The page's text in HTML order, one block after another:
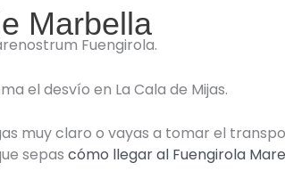
Marbella
Fuengirola.
el desvío en La Cala de Mijas.
muy claro o vayas a tomar el
sepas cómo llegar al Fuengirola